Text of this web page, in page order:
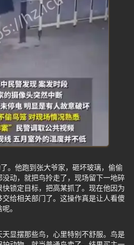
。他跑到张大爷家，砸坏玻璃，偷偷
动，就把鸟拎走了，现场留下一地碎
锁定目标，把高某抓了。现在他因为
给相关部门了。这操作真是让人看傻
。
显摆那些鸟，心里特别不舒服。鸟是